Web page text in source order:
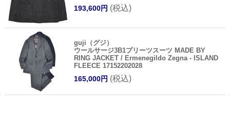
193,600円 (税込)
guji（グジ）
ウールサージ3B1プリーツスーツ MADE BY
RING JACKET / Ermenegildo Zegna - ISLAND
FLEECE 17152202028
165,000円 (税込)